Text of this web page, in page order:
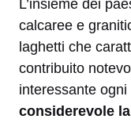
L’insieme dei
calcaree e
laghetti che
contribuito
interessante ogni
considerevole